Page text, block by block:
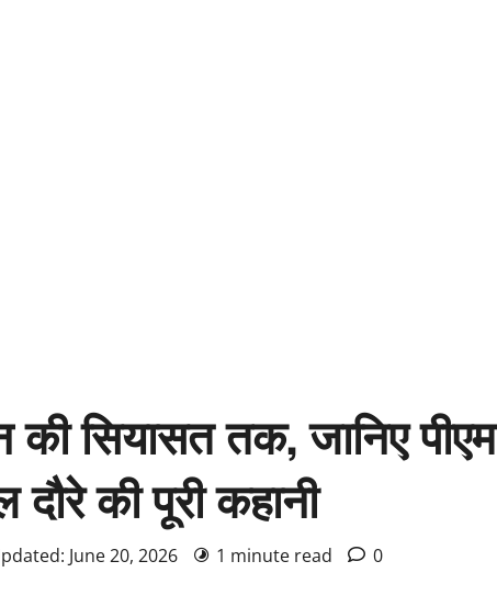
की सियासत तक, जानिए पीएम
की पूरी कहानी
June 20, 2026 1 minute read 0